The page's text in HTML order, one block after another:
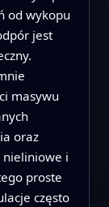
od wykopu
jest
masywu
oraz
nieliniowe i
proste
często